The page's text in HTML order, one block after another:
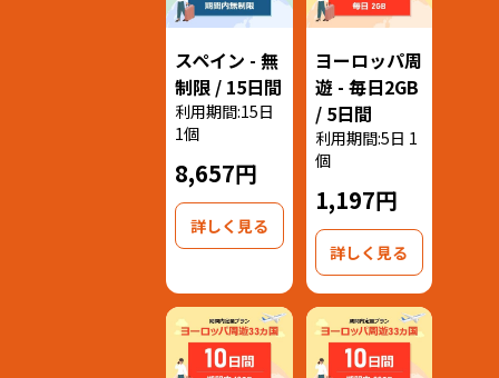
スペイン - 無
制限 / 15日間
利用期間:15日
1個
8,657円
詳しく見る
ヨーロッパ周
遊 - 毎日2GB
/ 5日間
利用期間:5日 1
個
1,197円
詳しく見る